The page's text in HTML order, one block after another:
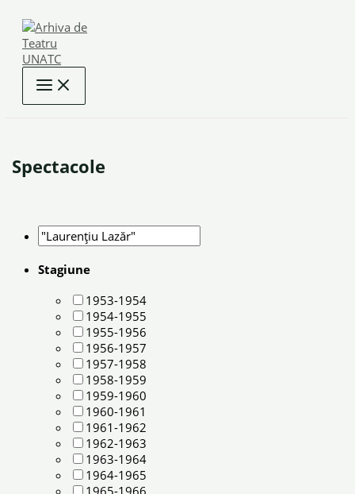
content
Spectacole
Stagiune
1953-1954
1954-1955
1955-1956
1956-1957
1957-1958
1958-1959
1959-1960
1960-1961
1961-1962
1962-1963
1963-1964
1964-1965